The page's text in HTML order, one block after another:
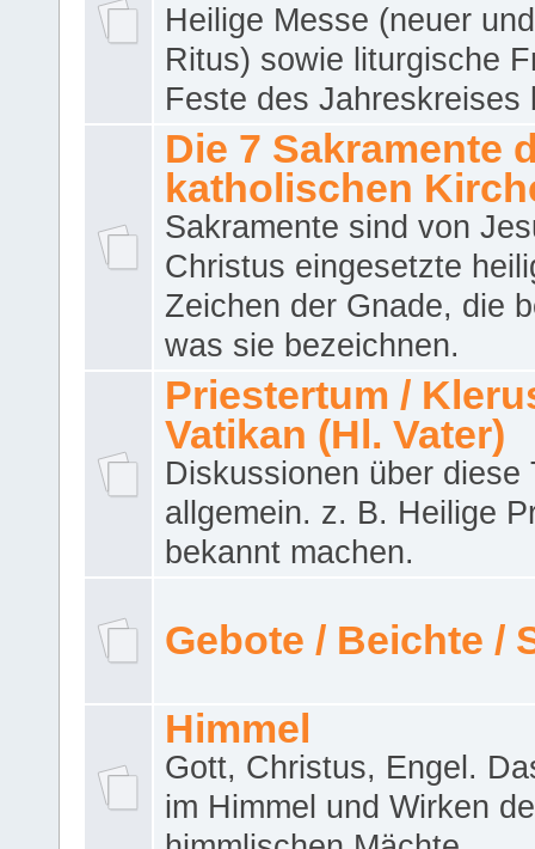
Heilige Messe (neuer
Ritus) sowie liturgische
Feste des Jahreskreises
Die 7 Sakramente
katholischen
Sakramente sind von
Christus eingesetzte
Zeichen der Gnade, die
was sie bezeichnen.
Priestertum /
Vatikan (Hl. Vater)
Diskussionen über diese
allgemein. z. B. Heilige
bekannt machen.
Gebote / Beichte /
Himmel
Gott, Christus, Engel.
im Himmel und Wirken